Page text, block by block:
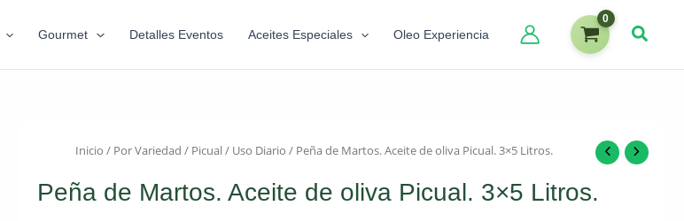
Gourmet Detalles Eventos Aceites Especiales Oleo Experiencia
Inicio / Por Variedad / Picual/ Uso Diario / Peña de Martos. Aceite de oliva Picual. 3×5 Litros.
Peña de Martos. Aceite de oliva Picual. 3×5 Litros.